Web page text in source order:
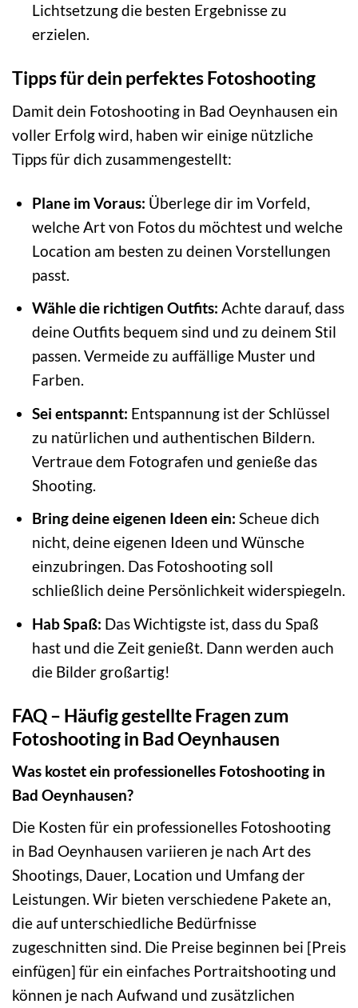
Lichtsetzung die besten Ergebnisse zu
erzielen.
Tipps für dein perfektes Fotoshooting
Damit dein Fotoshooting in Bad Oeynhausen ein
voller Erfolg wird, haben wir einige nützliche
Tipps für dich zusammengestellt:
Plane im Voraus: Überlege dir im Vorfeld,
welche Art von Fotos du möchtest und welche
Location am besten zu deinen Vorstellungen
passt.
Wähle die richtigen Outfits: Achte darauf, dass
deine Outfits bequem sind und zu deinem Stil
passen. Vermeide zu auffällige Muster und
Farben.
Sei entspannt: Entspannung ist der Schlüssel
zu natürlichen und authentischen Bildern.
Vertraue dem Fotografen und genieße das
Shooting.
Bring deine eigenen Ideen ein: Scheue dich
nicht, deine eigenen Ideen und Wünsche
einzubringen. Das Fotoshooting soll
schließlich deine Persönlichkeit widerspiegeln.
Hab Spaß: Das Wichtigste ist, dass du Spaß
hast und die Zeit genießt. Dann werden auch
die Bilder großartig!
FAQ – Häufig gestellte Fragen zum
Fotoshooting in Bad Oeynhausen
Was kostet ein professionelles Fotoshooting in
Bad Oeynhausen?
Die Kosten für ein professionelles Fotoshooting
in Bad Oeynhausen variieren je nach Art des
Shootings, Dauer, Location und Umfang der
Leistungen. Wir bieten verschiedene Pakete an,
die auf unterschiedliche Bedürfnisse
zugeschnitten sind. Die Preise beginnen bei [Preis
einfügen] für ein einfaches Portraitshooting und
können je nach Aufwand und zusätzlichen